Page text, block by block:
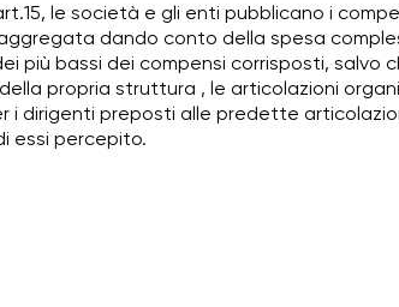
le società e gli enti pubblicano i
dando conto della spesa
più bassi dei compensi corrisposti, salvo
propria struttura , le articolazioni
i dirigenti preposti alle predette
essi percepito.